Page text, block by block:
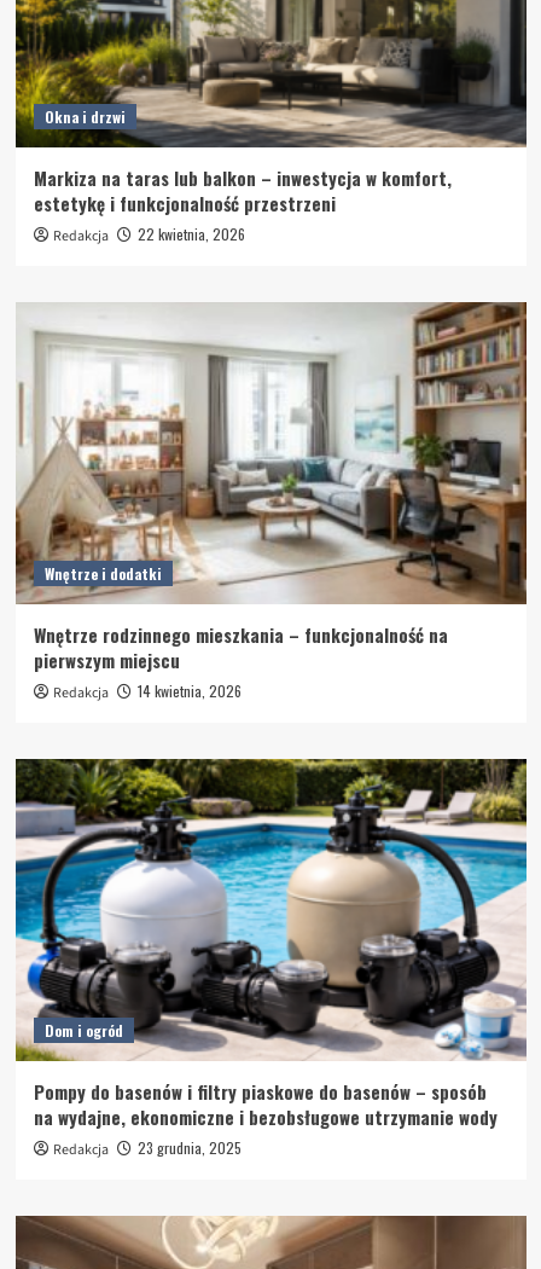
Okna i drzwi
Markiza na taras lub balkon – inwestycja w komfort,
estetykę i funkcjonalność przestrzeni
Redakcja 22 kwietnia, 2026
Wnętrze i dodatki
Wnętrze rodzinnego mieszkania – funkcjonalność na
pierwszym miejscu
Redakcja 14 kwietnia, 2026
Dom i ogród
Pompy do basenów i filtry piaskowe do basenów – sposób
na wydajne, ekonomiczne i bezobsługowe utrzymanie wody
Redakcja 23 grudnia, 2025